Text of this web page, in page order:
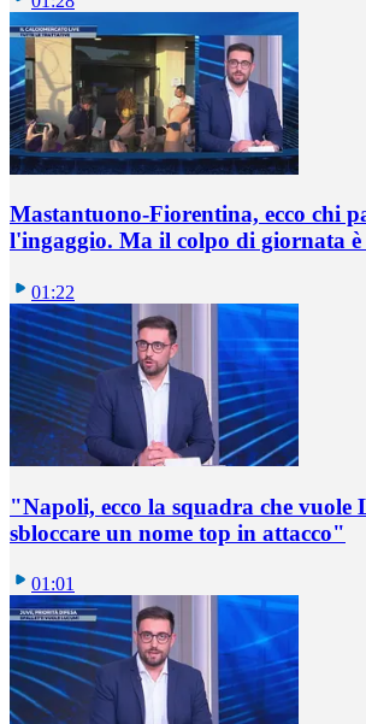
Mastantuono-Fiorentina, ecco chi
l'ingaggio. Ma il colpo di giornata
01:22
"Napoli, ecco la squadra che
sbloccare un nome top in attacco"
01:01